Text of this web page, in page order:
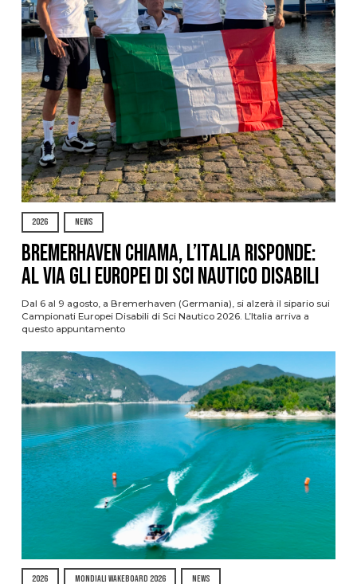
2026 NEWS
Bremerhaven chiama, l’Italia risponde:
al via gli Europei di Sci Nautico Disabili
Dal 6 al 9 agosto, a Bremerhaven (Germania), si alzerà il sipario sui
Campionati Europei Disabili di Sci Nautico 2026. L’Italia arriva a
questo appuntamento
2026 MONDIALI WAKEBOARD 2026 NEWS